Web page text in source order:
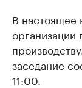
В настоящее
заседание
11:00.